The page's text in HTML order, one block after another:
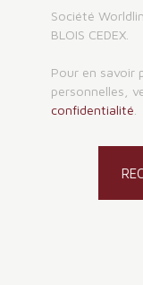
Société
BLOIS CEDEX.
Pour en savoir
personnelles,
confidentialité